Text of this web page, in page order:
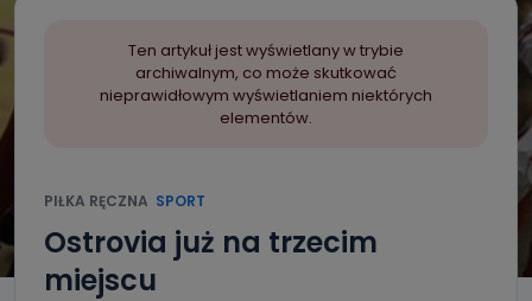
Ten artykuł jest wyświetlany w trybie
archiwalnym, co może skutkować
nieprawidłowym wyświetlaniem niektórych
elementów.
PIŁKA RĘCZNA SPORT
Ostrovia już na trzecim
miejscu